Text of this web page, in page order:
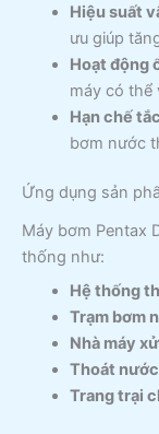
Hiệu suất
ưu giúp
Hoạt động
máy có thể
Hạn chế
bơm nước
Ứng dụng sản
Máy bơm Pentax
thống như:
Hệ thống
Trạm bơm
Nhà máy
Thoát
Trang trại